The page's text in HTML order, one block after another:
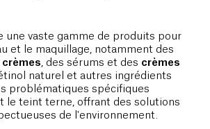
une vaste gamme de produits pour
et le maquillage, notamment des
crèmes , des sérums et des crèmes
naturel et autres ingrédients
problématiques spécifiques
le teint terne, offrant des solutions
de l'environnement.